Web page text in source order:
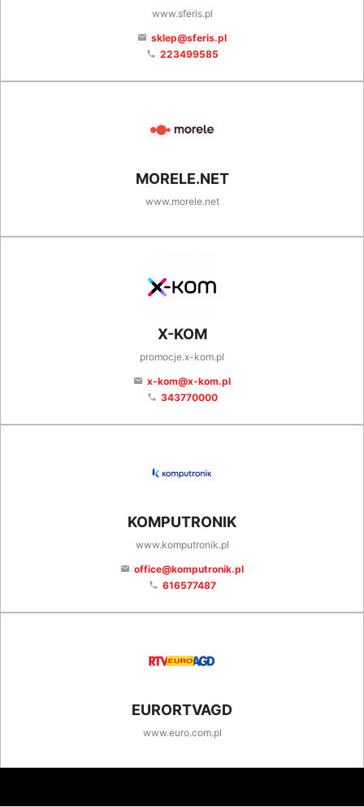
www.sferis.pl
email sklep@sferis.pl
phone 223499585
MORELE.NET
www.morele.net
X-KOM
promocje.x-kom.pl
email x-kom@x-kom.pl
phone 343770000
KOMPUTRONIK
www.komputronik.pl
email office@komputronik.pl
phone 616577487
EURORTVAGD
www.euro.com.pl